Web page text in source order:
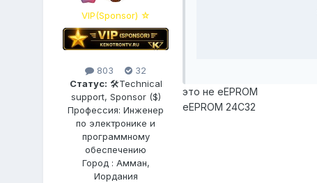
VIP(Sponsor) ☆
803
32
Статус: 🛠Technical
support, Sponsor ($)
Профессия: Инженер
по электронике и
программному
обеспечению
Город : Амман,
Иордания
это не eEPROM
eEPROM 24C32